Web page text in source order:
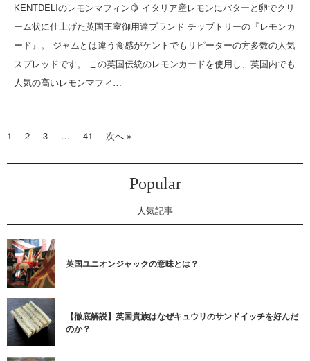
KENTDELIのレモンマフィン🍋 イタリア産レモンにバターと卵でクリ
ーム状に仕上げた英国王室御用達ブランド チップトリーの『レモンカ
ード』。 ジャムとは違う食感がケントでもリピーターの方多数の人気
スプレッドです。 この英国伝統のレモンカードを使用し、英国内でも
人気の高いレモンマフィ…
1 2 3 … 41 次へ »
Popular
人気記事
英国ユニオンジャックの意味とは？
【徹底解説】英国貴族はなぜキュウリのサンドイッチを好んだ
のか？